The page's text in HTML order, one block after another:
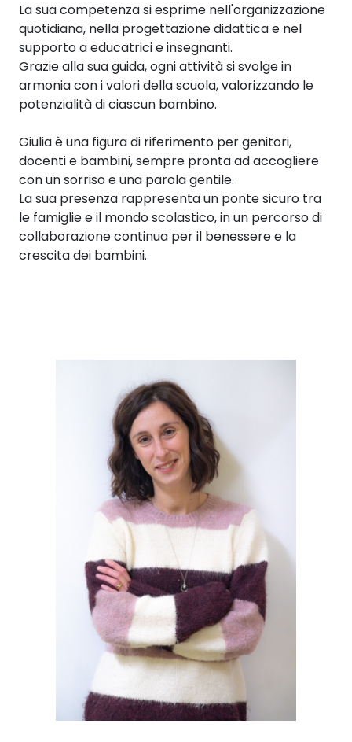
La sua competenza si esprime nell'organizzazione
quotidiana, nella progettazione didattica e nel
supporto a educatrici e insegnanti.
Grazie alla sua guida, ogni attività si svolge in
armonia con i valori della scuola, valorizzando le
potenzialità di ciascun bambino.
Giulia è una figura di riferimento per genitori,
docenti e bambini, sempre pronta ad accogliere
con un sorriso e una parola gentile.
La sua presenza rappresenta un ponte sicuro tra
le famiglie e il mondo scolastico, in un percorso di
collaborazione continua per il benessere e la
crescita dei bambini.